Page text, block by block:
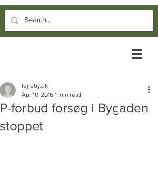
P-forbud forsøg i Bygaden
stoppet
lejreby.dk
Apr 10, 2016 1 min read